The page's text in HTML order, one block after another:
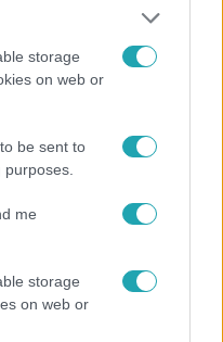
storage
on web or
be sent to
me
storage
on web or
6:12